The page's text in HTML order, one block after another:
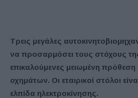
Τρεις μεγάλες
να προσαρμόσει τους στόχους
επικαλούμενες μειωμένη
οχημάτων. Οι εταιρικοί στόλοι
ελπίδα ηλεκτροκίνησης.